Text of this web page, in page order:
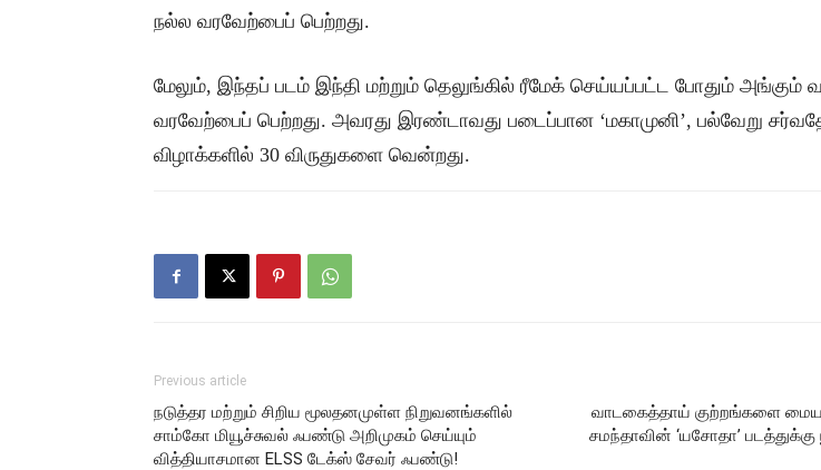
நல்ல வரவேற்பைப் பெற்றது.
மேலும், இந்தப் படம் இந்தி மற்றும் தெலுங்கில் ரீமேக் செய்யப்பட்ட போதும் அங்கும்
வரவேற்பைப் பெற்றது. அவரது இரண்டாவது படைப்பான ‘மகாமுனி’, பல்வேறு
விழாக்களில் 30 விருதுகளை வென்றது.
Previous article
நடுத்தர மற்றும் சிறிய மூலதனமுள்ள நிறுவனங்களில்
சாம்கோ மியூச்சுவல் ஃபண்டு அறிமுகம் செய்யும்
வித்தியாசமான ELSS டேக்ஸ் சேவர் ஃபண்டு!
வாடகைத்தாய் குற்றங்களை
சமந்தாவின் ‘யசோதா’ படத்துக்கு